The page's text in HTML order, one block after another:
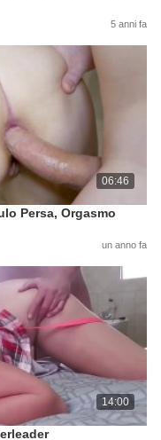
5 anni fa
06:46
Persa, Orgasmo
un anno fa
14:00